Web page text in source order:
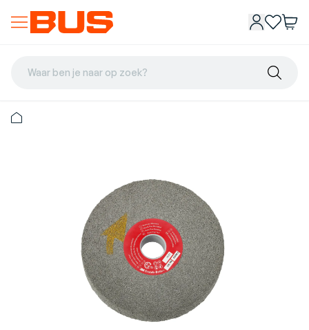
Waar ben je naar op zoek?